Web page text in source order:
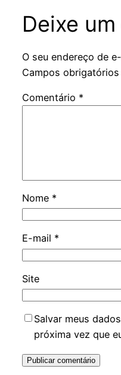
Deixe
O seu endereço de
Campos
Comentário *
Nome *
E-mail *
Site
Salvar meus
próxima vez que